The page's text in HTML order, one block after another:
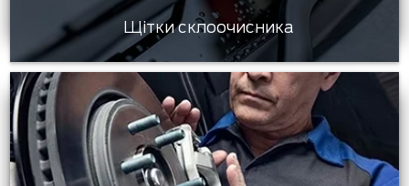
Щітки склоочисника